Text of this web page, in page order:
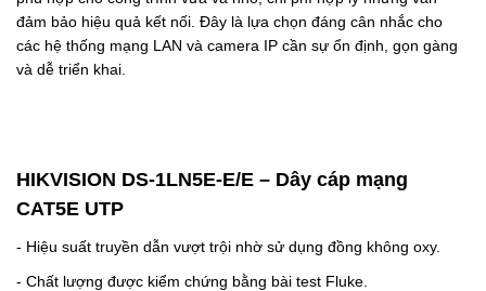
đảm bảo hiệu quả kết nối. Đây là lựa chọn đáng cân nhắc cho
các hệ thống mạng LAN và camera IP cần sự ổn định, gọn gàng
và dễ triển khai.
HIKVISION DS-1LN5E-E/E – Dây cáp mạng
CAT5E UTP
- Hiệu suất truyền dẫn vượt trội nhờ sử dụng đồng không oxy.
- Chất lượng được kiểm chứng bằng bài test Fluke.